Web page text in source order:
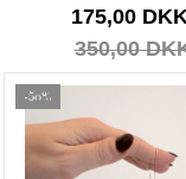
175,00 DKK
350,00
-50%